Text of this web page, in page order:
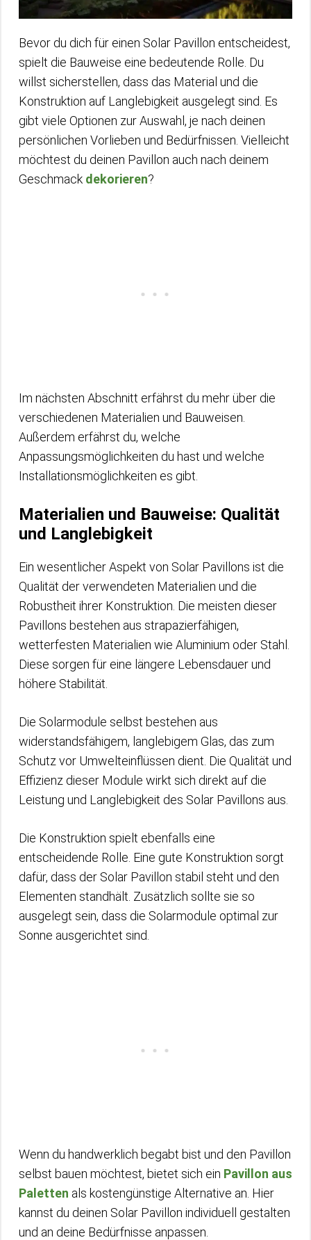
Bevor du dich für einen Solar Pavillon entscheidest,
spielt die Bauweise eine bedeutende Rolle. Du
willst sicherstellen, dass das Material und die
Konstruktion auf Langlebigkeit ausgelegt sind. Es
gibt viele Optionen zur Auswahl, je nach deinen
persönlichen Vorlieben und Bedürfnissen. Vielleicht
möchtest du deinen Pavillon auch nach deinem
Geschmack dekorieren?
Im nächsten Abschnitt erfährst du mehr über die
verschiedenen Materialien und Bauweisen.
Außerdem erfährst du, welche
Anpassungsmöglichkeiten du hast und welche
Installationsmöglichkeiten es gibt.
Materialien und Bauweise: Qualität
und Langlebigkeit
Ein wesentlicher Aspekt von Solar Pavillons ist die
Qualität der verwendeten Materialien und die
Robustheit ihrer Konstruktion. Die meisten dieser
Pavillons bestehen aus strapazierfähigen,
wetterfesten Materialien wie Aluminium oder Stahl.
Diese sorgen für eine längere Lebensdauer und
höhere Stabilität.
Die Solarmodule selbst bestehen aus
widerstandsfähigem, langlebigem Glas, das zum
Schutz vor Umwelteinflüssen dient. Die Qualität und
Effizienz dieser Module wirkt sich direkt auf die
Leistung und Langlebigkeit des Solar Pavillons aus.
Die Konstruktion spielt ebenfalls eine
entscheidende Rolle. Eine gute Konstruktion sorgt
dafür, dass der Solar Pavillon stabil steht und den
Elementen standhält. Zusätzlich sollte sie so
ausgelegt sein, dass die Solarmodule optimal zur
Sonne ausgerichtet sind.
Wenn du handwerklich begabt bist und den Pavillon
selbst bauen möchtest, bietet sich ein Pavillon aus
Paletten als kostengünstige Alternative an. Hier
kannst du deinen Solar Pavillon individuell gestalten
und an deine Bedürfnisse anpassen.